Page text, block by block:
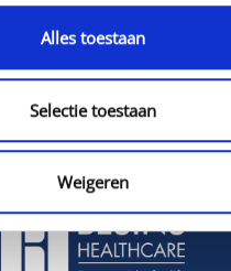
Alles toestaan
Selectie toestaan
Weigeren